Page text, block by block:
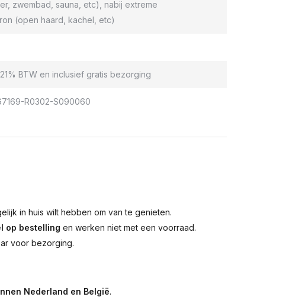
zwembad, sauna, etc), nabij extreme
(open haard, kachel, etc)
BTW en inclusief gratis bezorging
R0302-S090060
in huis wilt hebben om van te genieten.
op bestelling en werken niet met een voorraad.
voor bezorging.
Nederland en België.